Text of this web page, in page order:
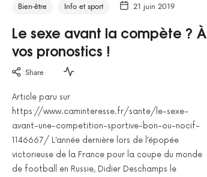
Bien-être Info et sport 21 juin 2019
Le sexe avant la compète ? À
vos pronostics !
Share
Article paru sur
https://www.caminteresse.fr/sante/le-sexe-
avant-une-competition-sportive-bon-ou-nocif-
1146667/ L’année dernière lors de l’épopée
victorieuse de la France pour la coupe du monde
de football en Russie, Didier Deschamps le